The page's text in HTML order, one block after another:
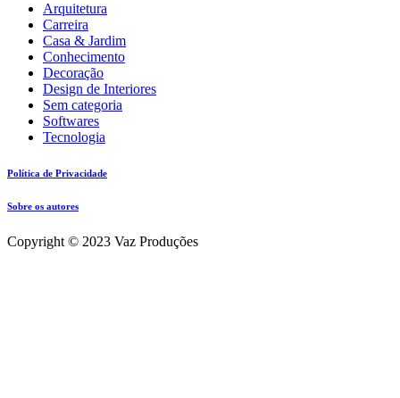
Arquitetura
Carreira
Casa & Jardim
Conhecimento
Decoração
Design de Interiores
Sem categoria
Softwares
Tecnologia
Política de Privacidade
Sobre os autores
Copyright © 2023 Vaz Produções